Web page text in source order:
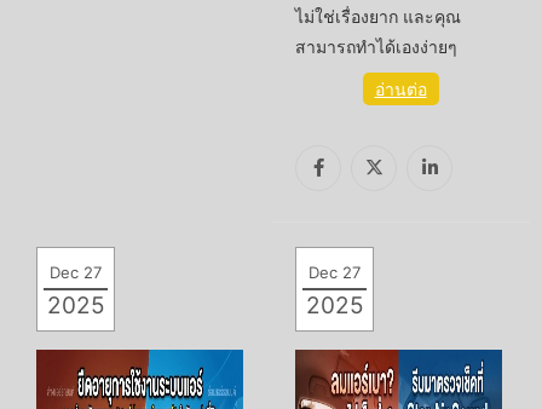
ไม่ใช่เรื่องยาก และคุณ
สามารถทำได้เองง่ายๆ
อ่านต่อ
Dec 27
2025
Dec 27
2025